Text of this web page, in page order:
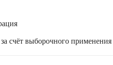
счёт выборочного применения